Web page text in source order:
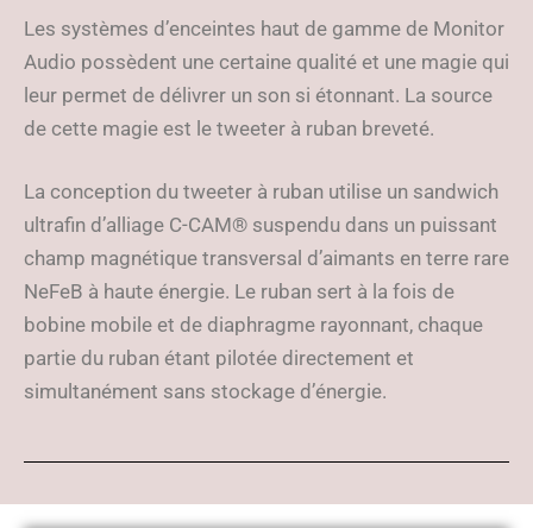
Les systèmes d’enceintes haut de gamme de Monitor
Audio possèdent une certaine qualité et une magie qui
leur permet de délivrer un son si étonnant. La source
de cette magie est le tweeter à ruban breveté.
La conception du tweeter à ruban utilise un sandwich
ultrafin d’alliage C-CAM® suspendu dans un puissant
champ magnétique transversal d’aimants en terre rare
NeFeB à haute énergie. Le ruban sert à la fois de
bobine mobile et de diaphragme rayonnant, chaque
partie du ruban étant pilotée directement et
simultanément sans stockage d’énergie.